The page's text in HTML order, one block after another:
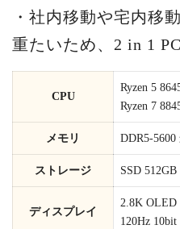
・社内移動や宅内移
重たいため、2 in 1
CPU
Ryzen 5
Ryzen 7
メモリ DDR5-5600
ストレージ SSD 512GB
ディスプレイ
2.8K OLED
120Hz 10bit